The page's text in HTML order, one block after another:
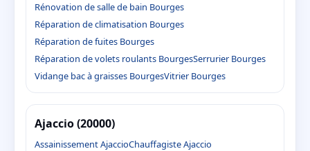
Rénovation de salle de bain Bourges
Réparation de climatisation Bourges
Réparation de fuites Bourges
Réparation de volets roulants BourgesSerrurier Bourges
Vidange bac à graisses BourgesVitrier Bourges
Ajaccio (20000)
Assainissement AjaccioChauffagiste Ajaccio